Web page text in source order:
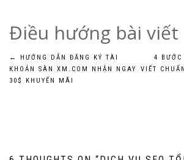
Điều hướng bài viết
←
HƯỚNG DẪN ĐĂNG KÝ TÀI
KHOẢN SÀN XM.COM NHẬN NGAY
30$ KHUYẾN MÃI
4
VIẾT